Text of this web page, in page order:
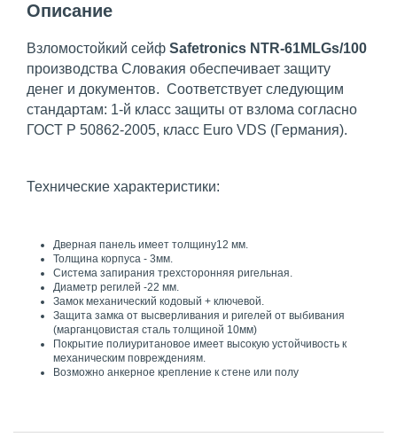
Описание
Взломостойкий сейф Safetronics NTR-61MLGs/100
производства Словакия обеспечивает защиту
денег и документов. Соответствует следующим
стандартам: 1-й класс защиты от взлома согласно
ГОСТ Р 50862-2005, класс Euro VDS (Германия).
Технические характеристики:
Дверная панель имеет толщину12 мм.
Толщина корпуса - 3мм.
Система запирания трехсторонняя ригельная.
Диаметр регилей -22 мм.
Замок механический кодовый + ключевой.
Защита замка от высверливания и ригелей от выбивания
(марганцовистая сталь толщиной 10мм)
Покрытие полиуритановое имеет высокую устойчивость к
механическим повреждениям.
Возможно анкерное крепление к стене или полу